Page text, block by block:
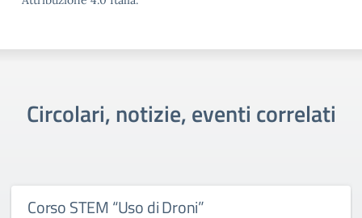
Circolari, notizie, eventi correlati
Corso STEM “Uso di Droni”